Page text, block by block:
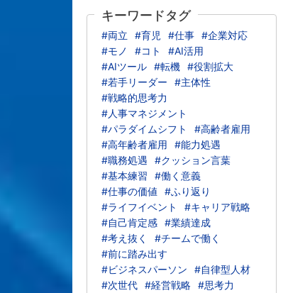
キーワードタグ
#両立 #育児 #仕事 #企業対応
#モノ
#コト
#AI活用
#AIツール #転機 #役割拡大
#若手リーダー
#主体性
#戦略的思考力
#人事マネジメント
#パラダイムシフト
#高齢者雇用
#高年齢者雇用
#能力処遇
#職務処遇
#クッション言葉
#基本練習
#働く意義
#仕事の価値
#ふり返り
#ライフイベント
#キャリア戦略
#自己肯定感 #業績達成
#考え抜く
#チームで働く
#前に踏み出す
#ビジネスパーソン
#自律型人材
#次世代 #経営戦略 #思考力